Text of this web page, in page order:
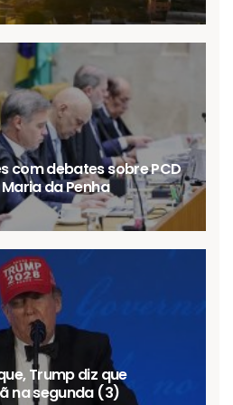
com debates sobre PCD
da Penha
Trump diz que
na segunda (3)